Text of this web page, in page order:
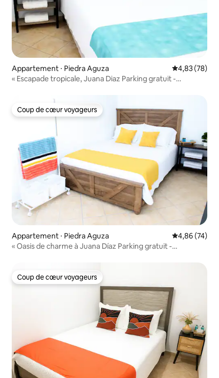
Appartement ⋅ Piedra Aguza Évaluation
4,83 (78)
« Escapade tropicale, Juana Diaz Parking gratuit -
Coup de cœur voyageurs
Coup de cœur voyageurs
Appartement ⋅ Piedra Aguza Évaluation
4,86 (74)
« Oasis de charme à Juana Díaz Parking gratuit -
Coup de cœur voyageurs
Coup de cœur voyageurs